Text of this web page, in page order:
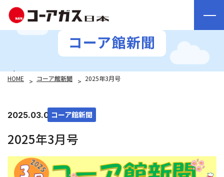
コーア館新聞
HOME コーア館新聞 2025年3月号
2025.03.04コーア館新聞
2025年3月号